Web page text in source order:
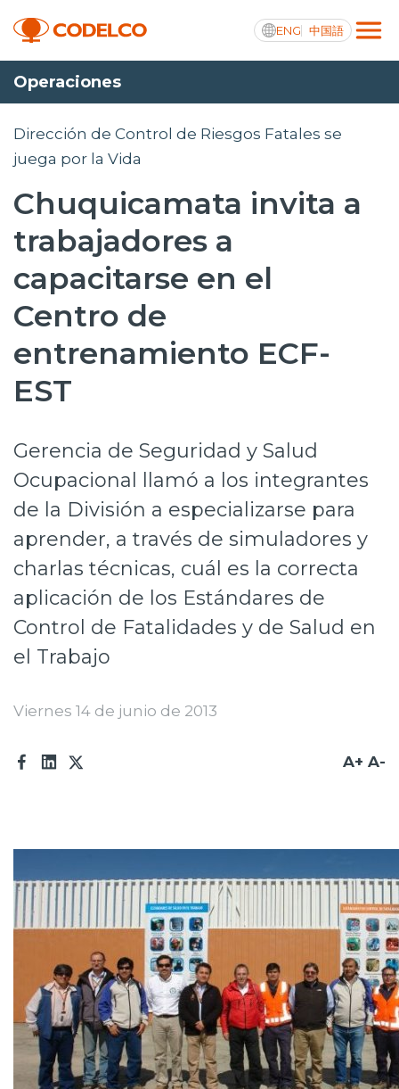
ENG 中国語
Transparencia activa
Nosotros
Operaciones
Proyectos
Sustentabilidad
Innovación
Inversionistas
Trabaja en Codelco
Transparencia activa
Canales de denuncia
Proveedores
Acceso trabajadores/as
Operaciones
Dirección de Control de Riesgos Fatales se
juega por la Vida
Chuquicamata invita a
trabajadores a
capacitarse en el
Centro de
entrenamiento ECF-
EST
Gerencia de Seguridad y Salud
Ocupacional llamó a los integrantes
de la División a especializarse para
aprender, a través de simuladores y
charlas técnicas, cuál es la correcta
aplicación de los Estándares de
Control de Fatalidades y de Salud en
el Trabajo
Viernes 14 de junio de 2013
A+ A-